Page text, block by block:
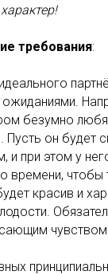
требования:
безумно
он будет
и при этом у
времени, чтобы
красив и